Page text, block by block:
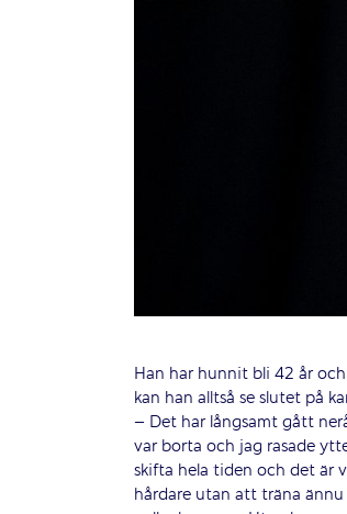
Han har hunnit bli 42 år
kan han alltså se slutet på
– Det har långsamt gått
var borta och jag rasade
skifta hela tiden och det är
hårdare utan att träna